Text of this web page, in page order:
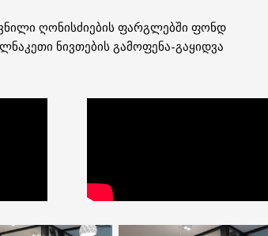
ღონისძიების ფარგლებში ფონდ
ნივთების გამოფენა-გაყიდვა